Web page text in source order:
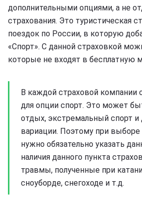
дополнительными опциями, а не
страхования. Это туристическая
поездок по России, в которую
«Спорт». С данной страховкой
которые не входят в бесплатную
В каждой страховой компании
для опции спорт. Это может
отдых, экстремальный спорт и
вариации. Поэтому при выборе
нужно обязательно указать
наличия данного пункта
травмы, полученные при
сноуборде, снегоходе и т.д.